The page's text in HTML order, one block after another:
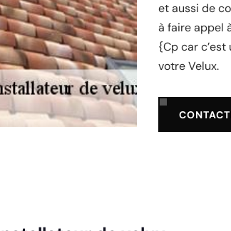
et aussi de
à faire appel
{Cp car
votre Velux.